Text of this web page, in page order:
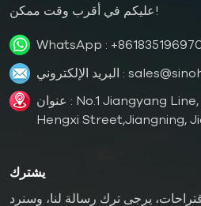
عليكم في أقرب وقت ممكن!
WhatsApp :
البريد الإلكتروني :
عنوان : No.1 Jiangyang Line, Hongqi community,
Hengxi Street,Jiangning,
يشترك
يرجى ترك رسالة لنا، وسنرد